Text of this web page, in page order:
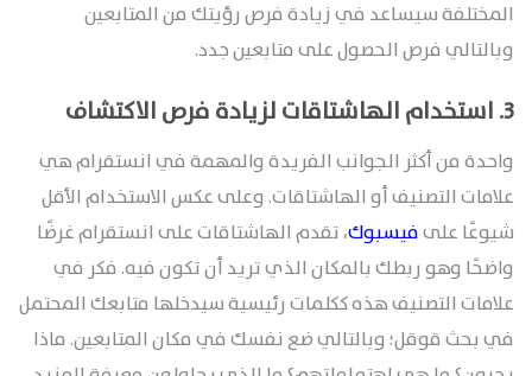
المختلفة سيساعد في زيادة فرص رؤيتك من المتابعين
وبالتالي فرص الحصول على متابعين جدد.
3. استخدام الهاشتاقات لزيادة فرص الاكتشاف
واحدة من أكثر الجوانب الفريدة والمهمة في انستقرام هي
علامات التصنيف أو الهاشتاقات. وعلى عكس الاستخدام الأقل
شيوعًا علىفيسبوك، تقدم الهاشتاقات على انستقرام غرضًا
واضحًا وهو ربطك بالمكان الذي تريد أن تكون فيه. فكر في
علامات التصنيف هذه ككلمات رئيسية سيدخلها متابعك المحتمل
في بحث قوقل؛ وبالتالي ضع نفسك في مكان المتابعين. ماذا